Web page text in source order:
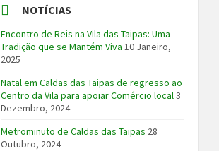
NOTÍCIAS
Encontro de Reis na Vila das Taipas: Uma
Tradição que se Mantém Viva 10 Janeiro,
2025
Natal em Caldas das Taipas de regresso ao
Centro da Vila para apoiar Comércio local3
Dezembro, 2024
Metrominuto de Caldas das Taipas 28
Outubro, 2024